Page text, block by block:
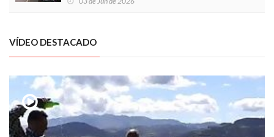
VÍDEO DESTACADO